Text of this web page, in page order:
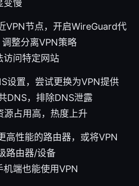
变慢
VPN节点，开启WireGuard代
整分离VPN策略
访问特定网站
设置，尝试更换为VPN提供
DNS，排除DNS泄露
源占用高，热度上升
高性能的路由器，或将VPN
路由器/设备
端也能使用VPN